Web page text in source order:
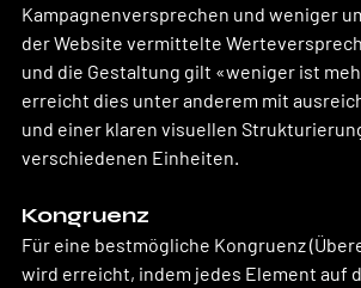
Kampagnenversprechen und weniger
der Website vermittelte
und die Gestaltung gilt «weniger ist
erreicht dies unter anderem mit
und einer klaren visuellen
verschiedenen Einheiten.
Kongruenz
Für eine bestmögliche Kongruenz
wird erreicht, indem jedes Element auf